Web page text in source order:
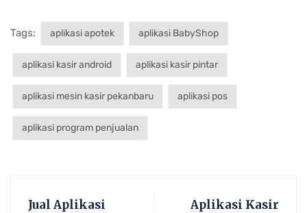
Tags: aplikasi apotek aplikasi BabyShop
aplikasi kasir android aplikasi kasir pintar
aplikasi mesin kasir pekanbaru aplikasi pos
aplikasi program penjualan
Jual Aplikasi
Aplikasi Kasir